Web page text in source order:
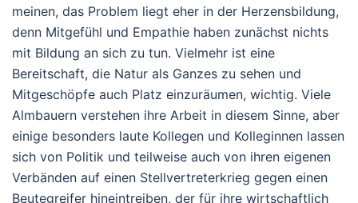
meinen, das Problem liegt eher in der Herzensbildung,
denn Mitgefühl und Empathie haben zunächst nichts
mit Bildung an sich zu tun. Vielmehr ist eine
Bereitschaft, die Natur als Ganzes zu sehen und
Mitgeschöpfe auch Platz einzuräumen, wichtig. Viele
Almbauern verstehen ihre Arbeit in diesem Sinne, aber
einige besonders laute Kollegen und Kolleginnen lassen
sich von Politik und teilweise auch von ihren eigenen
Verbänden auf einen Stellvertreterkrieg gegen einen
Beutegreifer hineintreiben, der für ihre wirtschaftlich